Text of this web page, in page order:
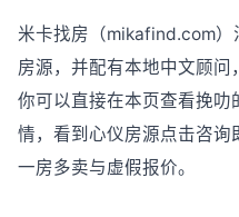
米卡找房（mikafind.com
房源，并配有本地中文顾问
你可以直接在本页查看挽
情，看到心仪房源点击咨
一房多卖与虚假报价。